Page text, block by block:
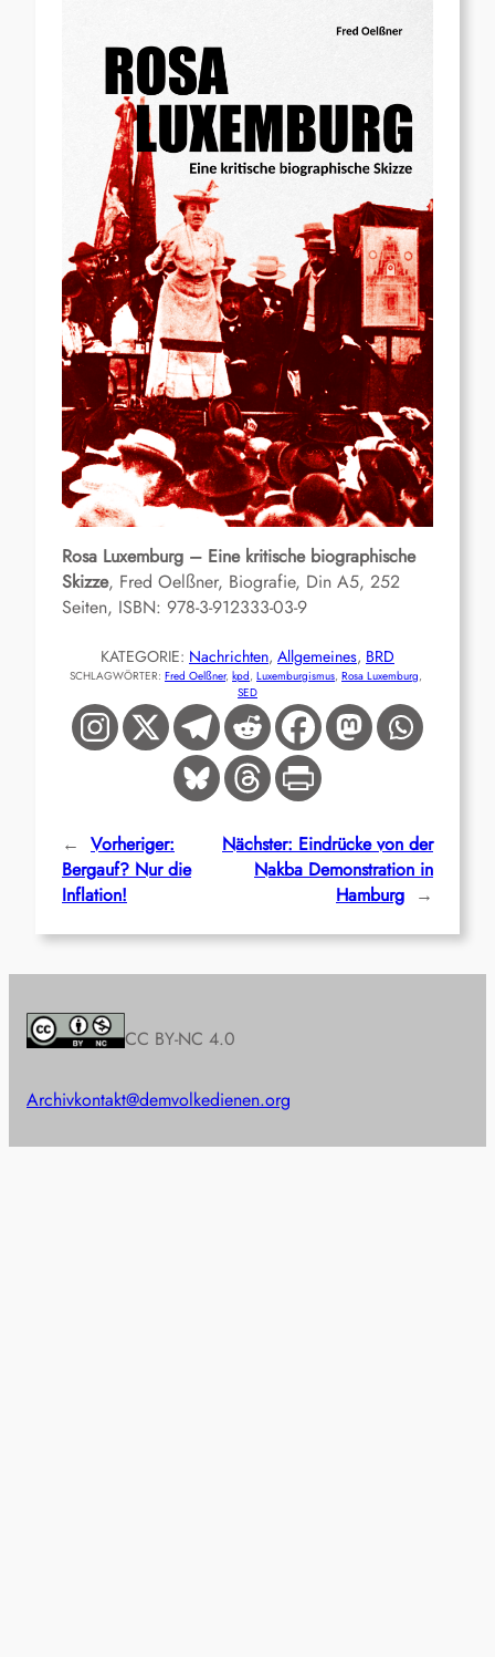
Rosa Luxemburg – Eine kritische biographische
Skizze, Fred Oelßner, Biografie, Din A5, 252
Seiten, ISBN: 978-3-912333-03-9
KATEGORIE: Nachrichten, Allgemeines, BRD
SCHLAGWÖRTER: Fred Oelßner, kpd, Luxemburgismus, Rosa Luxemburg
SED
← Vorheriger:
Bergauf? Nur die
Inflation!
Nächster: Eindrücke von der
Nakba Demonstration in
Hamburg →
CC BY-NC 4.0
Archivkontakt@demvolkedienen.org